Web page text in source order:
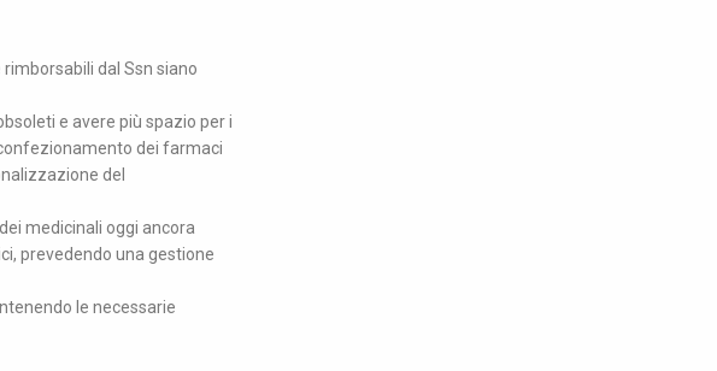
dal Ssn siano
e avere più spazio per i
dei farmaci
del
medicinali oggi ancora
prevedendo una gestione
le necessarie